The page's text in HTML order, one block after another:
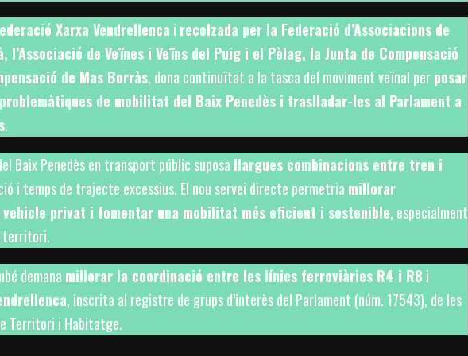
Xarxa Vendrellenca i recolzada per la Federació d’Associacions de
l’Associació de Veïnes i Veïns del Puig i el Pèlag, la Junta de Compensació
de Mas Borràs, dona continuïtat a la tasca del moviment veïnal perposar
de mobilitat del Baix Penedès i traslladar-les al Parlament a
.
Baix Penedès en transport públic suposa llargues combinacions entre tren i
i temps de trajecte excessius. El nou servei directe permetria millorar
privat i fomentar una mobilitat més eficient i sostenible, especialment
territori.
demana millorar la coordinació entre les línies ferroviàries R4 i R8 i
, inscrita al registre de grups d’interès del Parlament (núm. 17543), de les
Territori i Habitatge.